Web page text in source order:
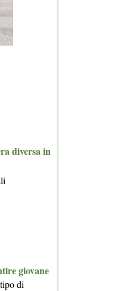
diversa in
giovane
di